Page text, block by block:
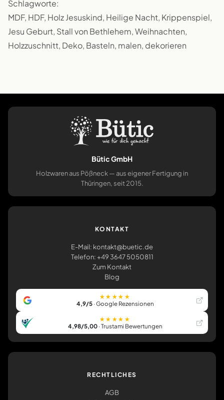
Schlagworte:
MDF, HDF, Holz Jesuskind, Heilige Nacht, Krippenspiel,
Jesu Geburt, Stall von Bethlehem, Weihnachten,
Holzzuschnitt, Deko, Basteln, malen, dekorieren
Bütic GmbH
Holzwaren aus Pößneck — aus eigener Fertigung in
Thüringen, seit 2015.
KONTAKT
E-Mail: kontakt@buetic.de
Telefon: +49 3647 5050811
Zum Kontakt
Blog
★★★★★
4,9/5· Google Rezensionen
★★★★★
4,98/5,00· Trustami Bewertungen
RECHTLICHES
AGB